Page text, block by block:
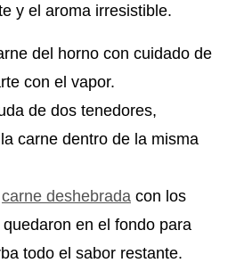
y el aroma irresistible.
del horno con cuidado de
con el vapor.
de dos tenedores,
carne dentro de la misma
carne deshebrada con los
en el fondo para
todo el sabor restante.